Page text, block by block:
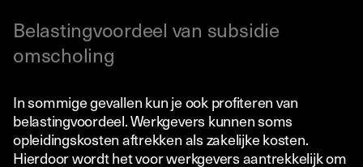
Belastingvoordeel van subsidie
omscholing
In sommige gevallen kun je ook profiteren van
belastingvoordeel. Werkgevers kunnen soms
opleidingskosten aftrekken als zakelijke kosten.
Hierdoor wordt het voor werkgevers aantrekkelijk om